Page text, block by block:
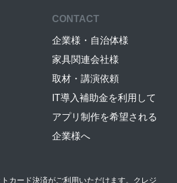
CONTACT
企業様・自治体様
家具関連会社様
取材・講演依頼
IT導入補助金を利用して
アプリ制作を希望される
企業様へ
カード決済がご利用いただけます。クレジ